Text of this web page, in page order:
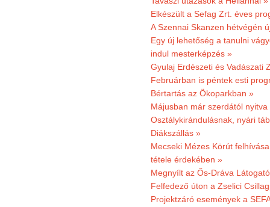
Elkészült a Sefag Zrt. éves
A Szennai Skanzen hétvégén
Egy új lehetőség a tanulni
indul mesterképzés »
Gyulaj Erdészeti és Vadászati
Februárban is péntek esti
Bértartás az Ökoparkban »
Májusban már szerdától
Osztálykirándulásnak, nyári
Diákszállás »
Mecseki Mézes Körút
tétele érdekében »
Megnyílt az Ős-Dráva
Felfedező úton a Zselici
Projektzáró események a